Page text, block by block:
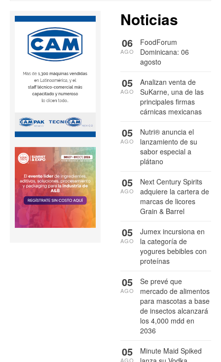
Noticias
FoodForum
Dominicana: 06
agosto
06
AGO
Analizan venta de
SuKarne, una de las
principales firmas
cárnicas mexicanas
05
AGO
Nutri® anuncia el
lanzamiento de su
sabor especial a
plátano
05
AGO
Next Century Spirits
adquiere la cartera de
marcas de licores
Grain & Barrel
05
AGO
Jumex incursiona en
la categoría de
yogures bebibles con
proteínas
05
AGO
Se prevé que
mercado de alimentos
para mascotas a base
de insectos alcanzará
los 4,000 mdd en
2036
05
AGO
Minute Maid Spiked
05
AGO